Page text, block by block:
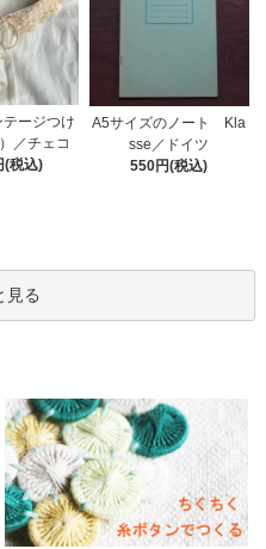
テージつけ
／チェコ
(税込)
A5サイズのノート Kla
sse／ドイツ
550円(税込)
見る